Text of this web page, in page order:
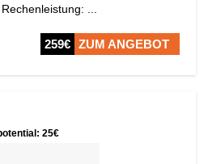
...
259€ ZUM ANGEBOT
25€